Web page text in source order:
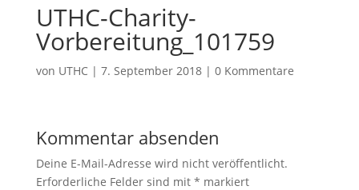
UTHC-Charity-
Vorbereitung_101759
von UTHC| 7. September 2018| 0 Kommentare
Kommentar absenden
Deine E-Mail-Adresse wird nicht veröffentlicht.
Erforderliche Felder sind mit * markiert